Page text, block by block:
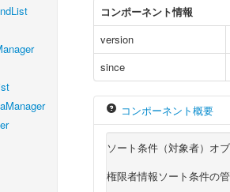
コンポーネント情報
version
since
コンポーネント概要
ソート条件（対象者）オ
権限者情報ソート条件の